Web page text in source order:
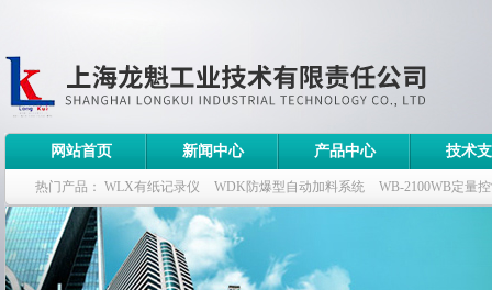
网站首页 新闻中心 产品中心 技术
热门产品： WLX有纸记录仪 WDK防爆型自动加料系统 WB-2100WB定量
WDK流量定量控制柜 WB-2100定量装车控制仪